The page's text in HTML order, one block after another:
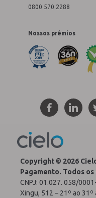
0800 570 2288
Nossos prêmios
Copyright © 2026
Pagamento. Todos
CNPJ: 01.027. 058/
Xingu, 512 – 21º ao 31º